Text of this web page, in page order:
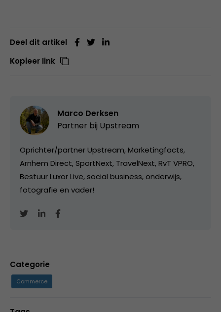
Deel dit artikel
Kopieer link
Marco Derksen
Partner bij Upstream
Oprichter/partner Upstream, Marketingfacts,
Arnhem Direct, SportNext, TravelNext, RvT VPRO,
Bestuur Luxor Live, social business, onderwijs,
fotografie en vader!
Categorie
Commerce